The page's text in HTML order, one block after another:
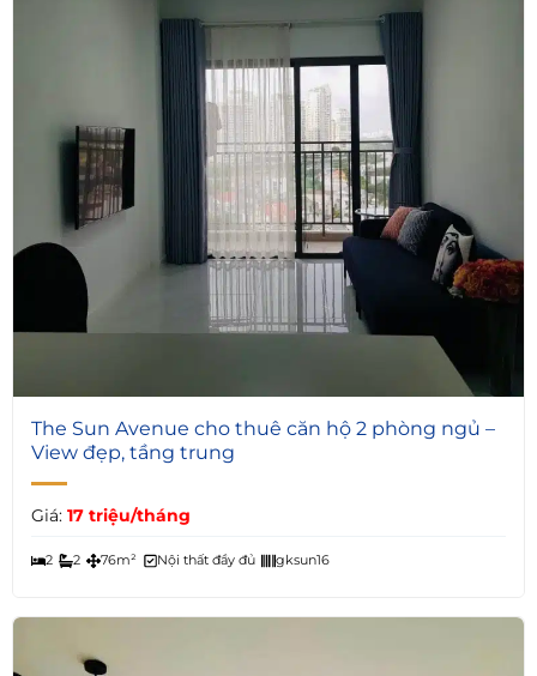
6
The Sun Avenue cho thuê căn hộ 2 phòng ngủ –
View đẹp, tầng trung
Giá: 17 triệu/tháng
2 2 76m² Nội thất đầy đủ gksun16